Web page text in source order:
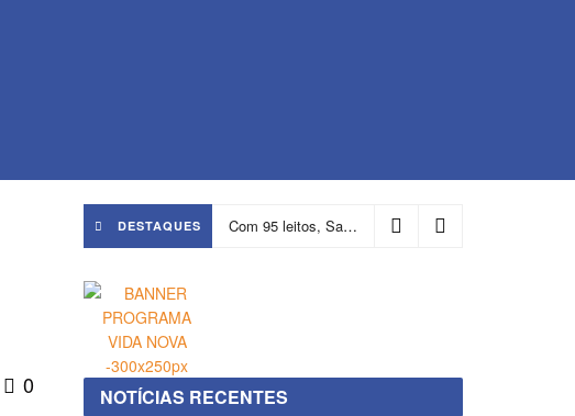
0
DESTAQUES Com 95 leitos, Salvador ganha hospital focado em transição de cuidados
NOTÍCIAS RECENTES